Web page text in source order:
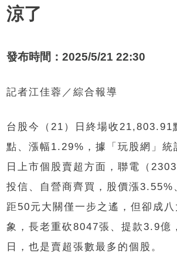
涼了
發布時間：2025/5/21 22:30
記者江佳蓉／綜合報導
台股今（21）日終場收21,803.91
點、漲幅1.29%，據「玩股網」統
日上市個股賣超方面，聯電（
投信、自營商齊買，股價漲3.55%
距50元大關僅一步之遙，但卻成
象，長老重砍8047張、提款3.9億
日，也是賣超張數最多的個股。